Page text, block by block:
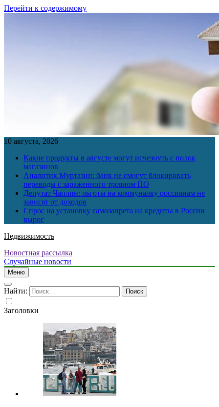
Перейти к содержимому
10 августа, 2026
Какие продукты в августе могут исчезнуть с полок
магазинов
Аналитик Муртазин: банк не смогут блокировать
переводы с зараженного трояном ПО
Депутат Чаплин: льготы на коммуналку россиянам не
зависят от доходов
Спрос на установку самозапрета на кредиты в России
вырос
Недвижимость
Новостная рассылка
Случайные новости
Меню
Найти:
Заголовки